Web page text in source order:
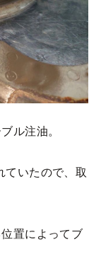
ル注油。
ていたので、取
置によってブ